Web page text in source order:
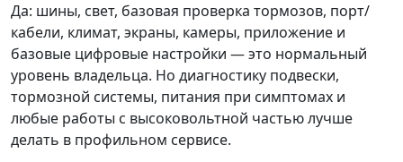
Да: шины, свет, базовая проверка тормозов, порт/
кабели, климат, экраны, камеры, приложение и
базовые цифровые настройки — это нормальный
уровень владельца. Но диагностику подвески,
тормозной системы, питания при симптомах и
любые работы с высоковольтной частью лучше
делать в профильном сервисе.